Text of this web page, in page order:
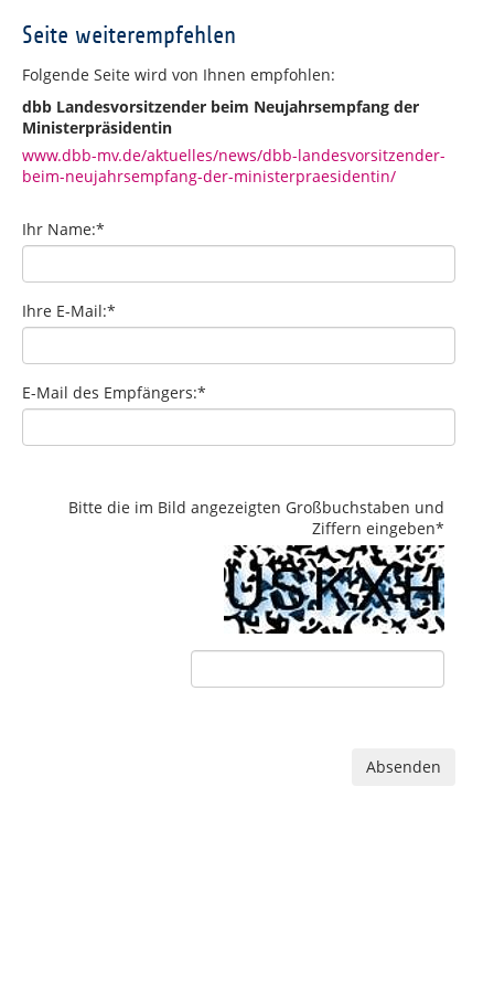
Seite weiterempfehlen
Folgende Seite wird von Ihnen empfohlen:
dbb Landesvorsitzender beim Neujahrsempfang der
Ministerpräsidentin
www.dbb-mv.de/aktuelles/news/dbb-landesvorsitzender-
beim-neujahrsempfang-der-ministerpraesidentin/
Ihr Name:*
Ihre E-Mail:*
E-Mail des Empfängers:*
Bitte die im Bild angezeigten Großbuchstaben und
Ziffern eingeben*
Absenden